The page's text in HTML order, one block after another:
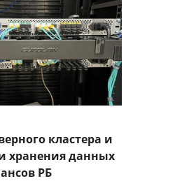
кластера и
хранения данных
РБ